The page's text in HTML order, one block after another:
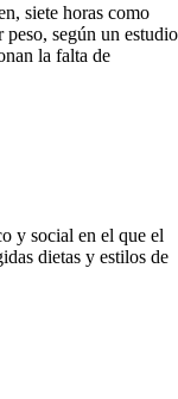
siete horas como
según un estudio
la falta de
y social en el que el
dietas y estilos de